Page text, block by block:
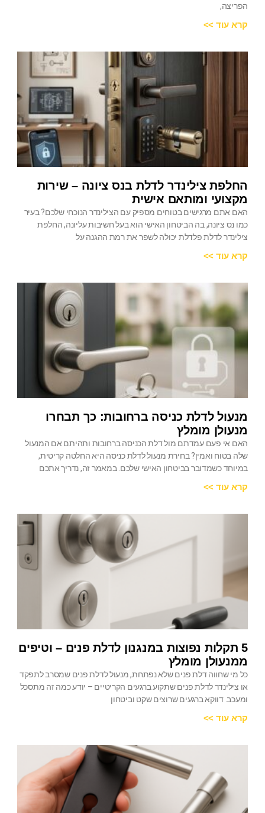
הפריצה,
קרא עוד >>
החלפת צילינדר לדלת בנס ציונה – שירות
מקצועי ומותאם אישית
האם אתם מרגישים בטוחים מספיק עם הצילינדר הנוכחי שלכם? בעיר
כמו נס ציונה, בה הביטחון האישי הוא בעל חשיבות עליונה, החלפת
צילינדר לדלת פלדלת יכולה לשפר את רמת ההגנה על
קרא עוד >>
מנעול לדלת כניסה ברחובות: כך תבחרו
מנעולן מומלץ
האם אי פעם עמדתם מול דלת הכניסה ברחובות ותהיתם אם המנעול
שלה בטוח ואמין? בחירת מנעול לדלת כניסה היא החלטה קריטית,
במיוחד כשמדובר בביטחון האישי שלכם. במאמר זה, נדריך אתכם
קרא עוד >>
5 תקלות נפוצות במנגנון לדלת פנים – וטיפים
ממנעולן מומלץ
כל מי שחווה דלת פנים שלא נפתחת, מנעול לדלת פנים שמסרב לתפקד
או צילינדר לדלת פנים שתקוע ברגעים הקריטיים – יודע כמה זה מתסכל
ומעכב. דווקא ברגעים שרוצים שקט וביטחון
קרא עוד >>